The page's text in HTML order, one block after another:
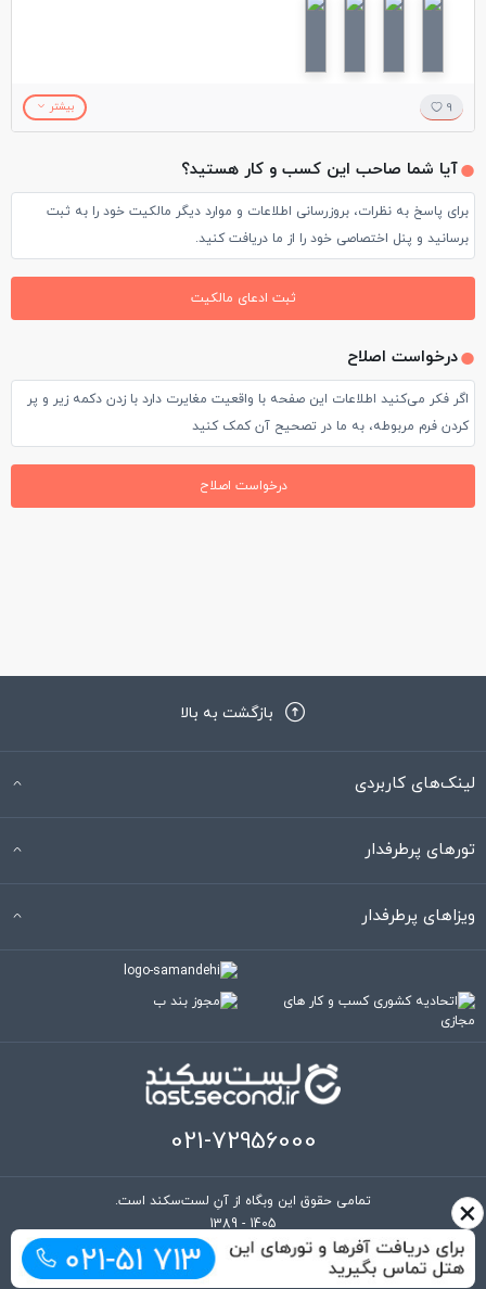
شامپو باشه کی نرم کننده.
مترو و پایانه اتوبوسرانی قرار داره.
اینترنت وای فای رایگان در کل طبقات و لابی هتل ساپورت میشه و از
نظر قیمت هم در رنج مناسبی برای اقامت هستش.
#ترکیه_گردی #ازمیر #سفرباطلوع
9 بیشتر
آیا شما صاحب این کسب و کار هستید؟
برای پاسخ به نظرات، بروزرسانی اطلاعات و موارد دیگر مالکیت خود را به ثبت
برسانید و پنل اختصاصی خود را از ما دریافت کنید.
ثبت ادعای مالکیت
درخواست اصلاح
اگر فکر می‌کنید اطلاعات این صفحه با واقعیت مغایرت دارد با زدن دکمه زیر و پر
کردن فرم مربوطه، به ما در تصحیح آن کمک کنید
درخواست اصلاح
×
بازگشت به بالا
لینک‌های کاربردی
تورهای پرطرفدار
ویزاهای پرطرفدار
021-72956000
تمامی حقوق این وبگاه از آنِ لست‌سکند است.
1389 - 1405